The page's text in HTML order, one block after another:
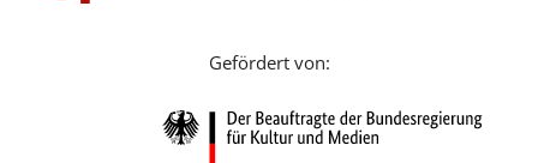
Русский
Gefördert von: